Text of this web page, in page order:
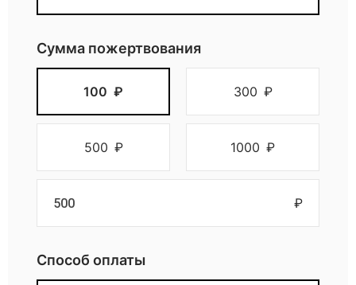
Сумма пожертвования
100 ₽ 300 ₽
500 ₽ 1000 ₽
₽
Способ оплаты